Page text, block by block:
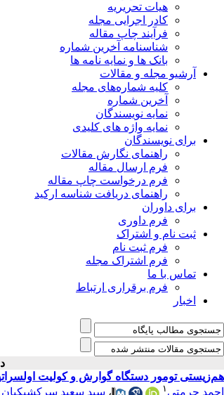
هیات تحریریه
کادر اجرایی مجله
فرآیند چاپ مقاله
شناسنامه آخرین شماره
بانک ها و نمایه نامه ها
آرشیو مجله و مقالات
کلیه شماره‌های مجله
آخرین شماره
نمایه نویسندگان
نمایه واژه های کلیدی
برای نویسندگان
راهنمای نگارش مقالات
فرم ارسال مقاله
فرم درخواست چاپ مقاله
راهنمای دریافت شناسه ارکید
برای داوران
فرم داوری
ثبت نام و اشتراک
فرم ثبت نام
فرم اشتراک مجله
تماس با ما
فرم برقراری ارتباط
اخبار
دوره
هم‌زیستی تومور دستگاه گوارش و کولیت
احمد حرمتی ۱ ، سید سعید سرکشیکیان